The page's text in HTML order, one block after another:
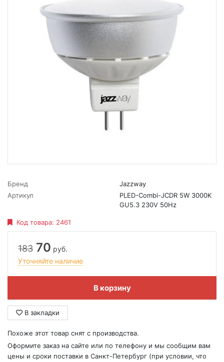
Бренд
Jazzway
Артикул
PLED-Combi-JCDR 5W 3000K
GU5.3 230V 50Hz
Код товара: 2461
183 70 руб.
Уточняйте наличие
В корзину
В закладки
Похоже этот товар снят с производства.
Оформите заказ на сайте или по телефону и мы сообщим вам
цены и сроки поставки в Санкт-Петербург (при условии, что